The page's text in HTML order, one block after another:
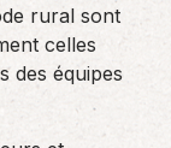
rural sont
celles
des équipes